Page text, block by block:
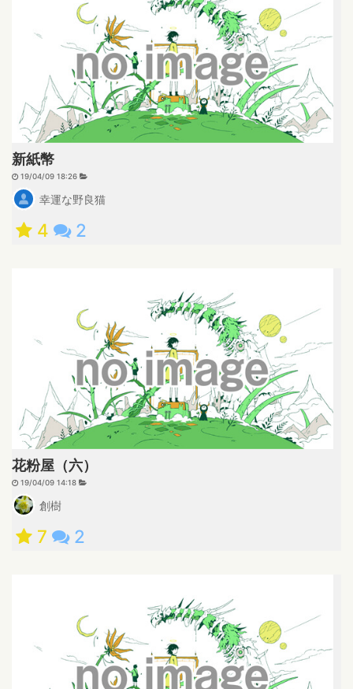
新紙幣
19/04/09 18:26
幸運な野良猫
4 2
花粉屋（六）
19/04/09 14:18
創樹
7 2